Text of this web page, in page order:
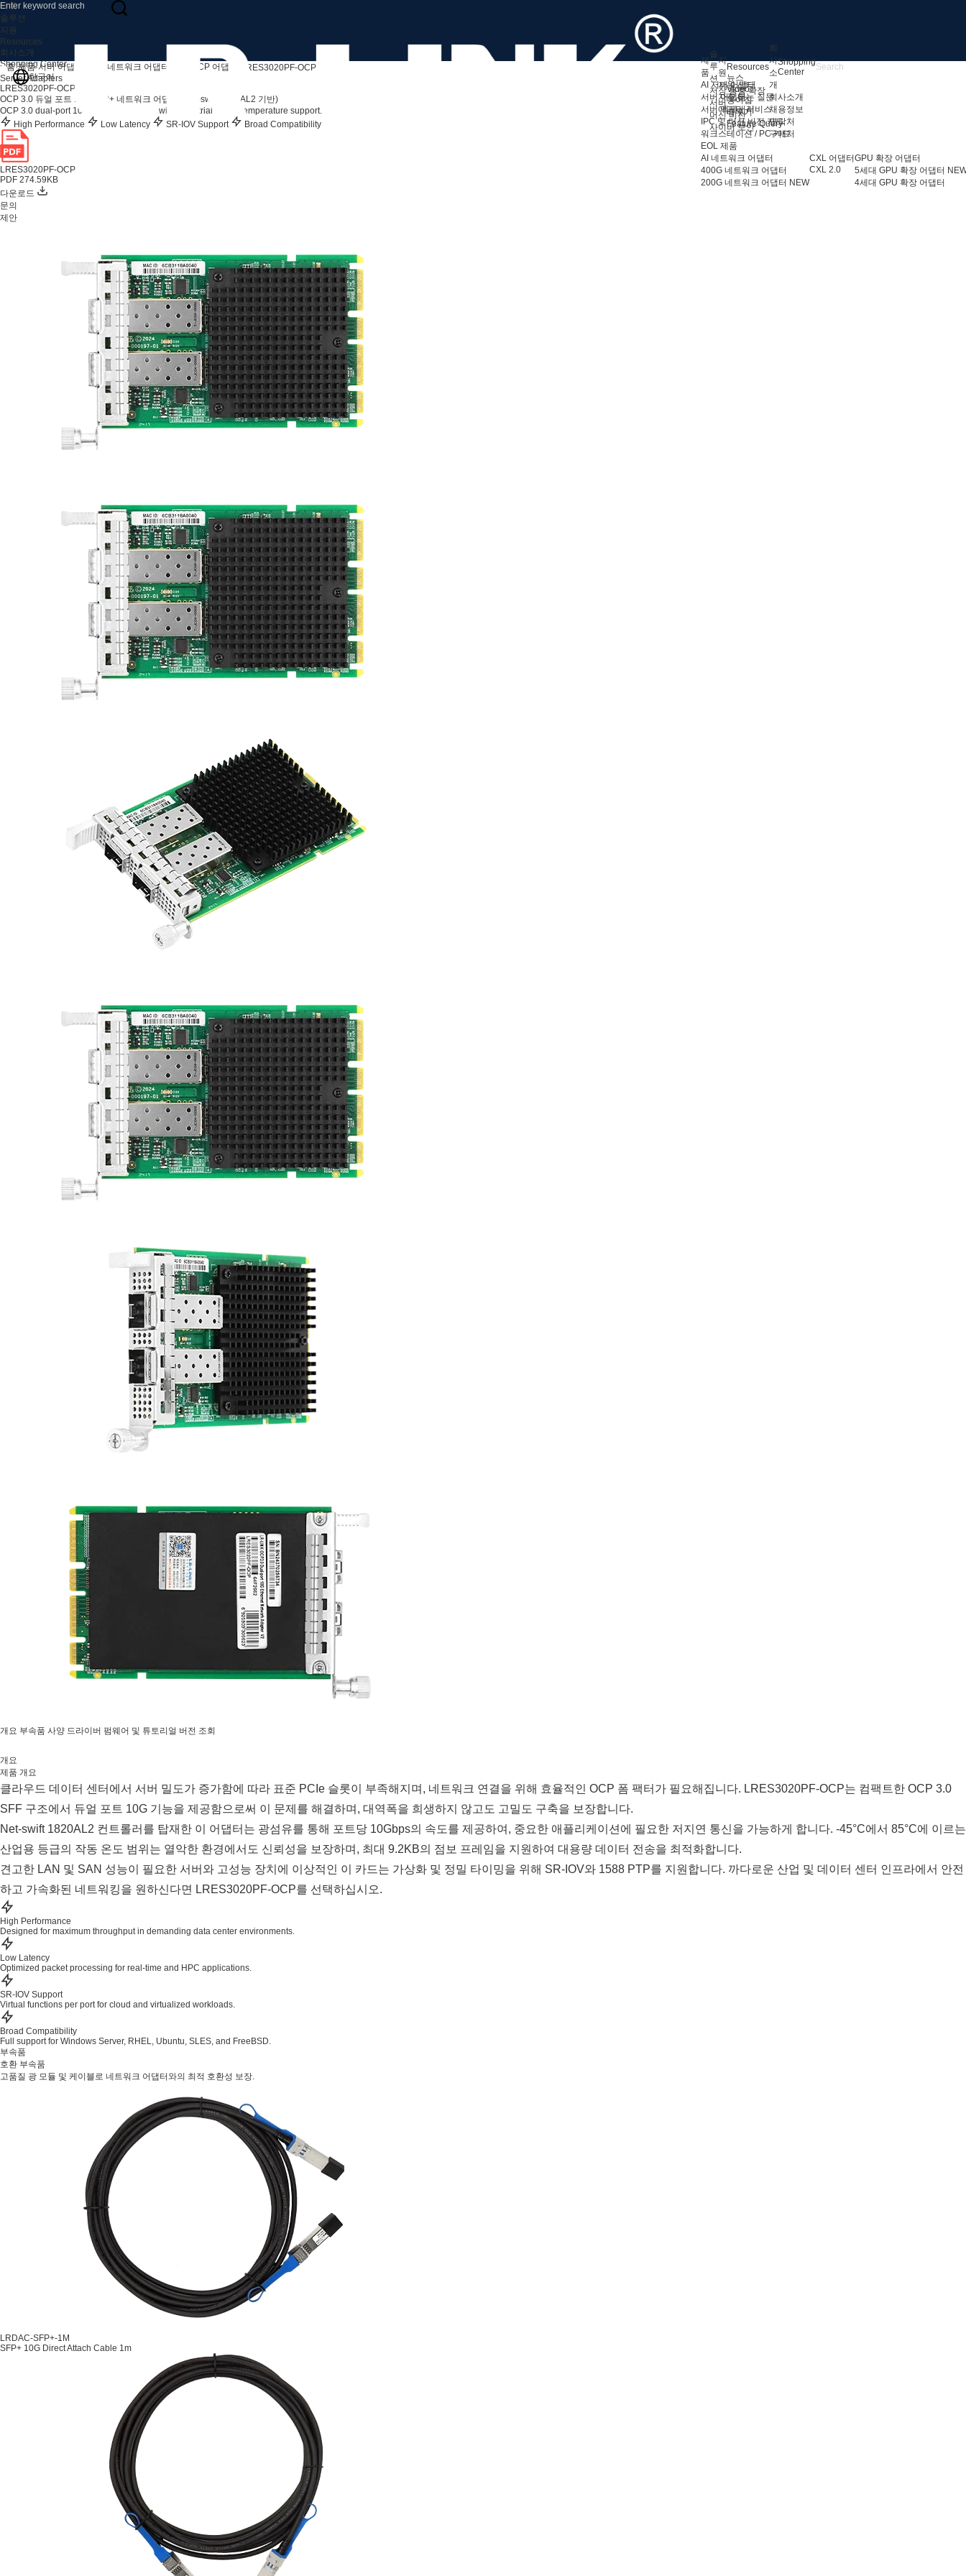
제
품
AI 서버 어댑터
서버 어댑터
서버 액세서리
IPC 및 머신 비전 카드
워크스테이션 / PC 카드
EOL 제품
AI 네트워크 어댑터
400G 네트워크 어댑터
200G 네트워크 어댑터 NEW
CXL 어댑터
CXL 2.0
GPU 확장 어댑터
5세대 GPU 확장 어댑터
4세대 GPU 확장 어댑터
솔
루
션
저장 용량 확장
서버
머신 비전
사이버 보안
지
원
지원 센터
자주 묻는 질문
애프터 서비스
Resources
뉴스
Video
용어집
배우기
Feature Query
회
사
소
개
회사소개
채용정보
연락처
구매처
Shopping
Center
제품
솔루션
지원
Resources
회사소개
Shopping Center
한국어
홈 제품 서버 어댑터 OCP 네트워크 어댑터 10G OCP 어댑터
LRES3020PF-OCP
Server Adapters
LRES3020PF-OCP
OCP 3.0 듀얼 포트 10G SFP+ 네트워크 어댑터 (Net-swift 1820AL2 기반)
OCP 3.0 dual-port 10G Ethernet adapter with industrial-grade temperature support.
High Performance
Low Latency SR-IOV Support Broad Compatibility
LRES3020PF-OCP
PDF 274.59KB
다운로드
문의
제안
개요 부속품 사양 드라이버 펌웨어 및 튜토리얼 버전 조회
개요
제품 개요
클라우드 데이터 센터에서 서버 밀도가 증가함에 따라 표준 PCIe 슬롯이 부족해지며, 네트워크 연결을 위해 효율적인 OCP 폼 팩터가 필요해집니다. LRES3020PF-OCP는 컴팩트한 OCP 3.0
SFF 구조에서 듀얼 포트 10G 기능을 제공함으로써 이 문제를 해결하며, 대역폭을 희생하지 않고도 고밀도 구축을 보장합니다.
Net-swift 1820AL2 컨트롤러를 탑재한 이 어댑터는 광섬유를 통해 포트당 10Gbps의 속도를 제공하여, 중요한 애플리케이션에 필요한 저지연 통신을 가능하게 합니다. -45°C에서 85°C에 이르는
산업용 등급의 작동 온도 범위는 열악한 환경에서도 신뢰성을 보장하며, 최대 9.2KB의 점보 프레임을 지원하여 대용량 데이터 전송을 최적화합니다.
견고한 LAN 및 SAN 성능이 필요한 서버와 고성능 장치에 이상적인 이 카드는 가상화 및 정밀 타이밍을 위해 SR-IOV와 1588 PTP를 지원합니다. 까다로운 산업 및 데이터 센터 인프라에서 안전
하고 가속화된 네트워킹을 원하신다면 LRES3020PF-OCP를 선택하십시오.
High Performance
Designed for maximum throughput in demanding data center environments.
Low Latency
Optimized packet processing for real-time and HPC applications.
SR-IOV Support
Virtual functions per port for cloud and virtualized workloads.
Broad Compatibility
Full support for Windows Server, RHEL, Ubuntu, SLES, and FreeBSD.
부속품
호환 부속품
고품질 광 모듈 및 케이블로 네트워크 어댑터와의 최적 호환성 보장.
LRDAC-SFP+-1M
SFP+ 10G Direct Attach Cable 1m